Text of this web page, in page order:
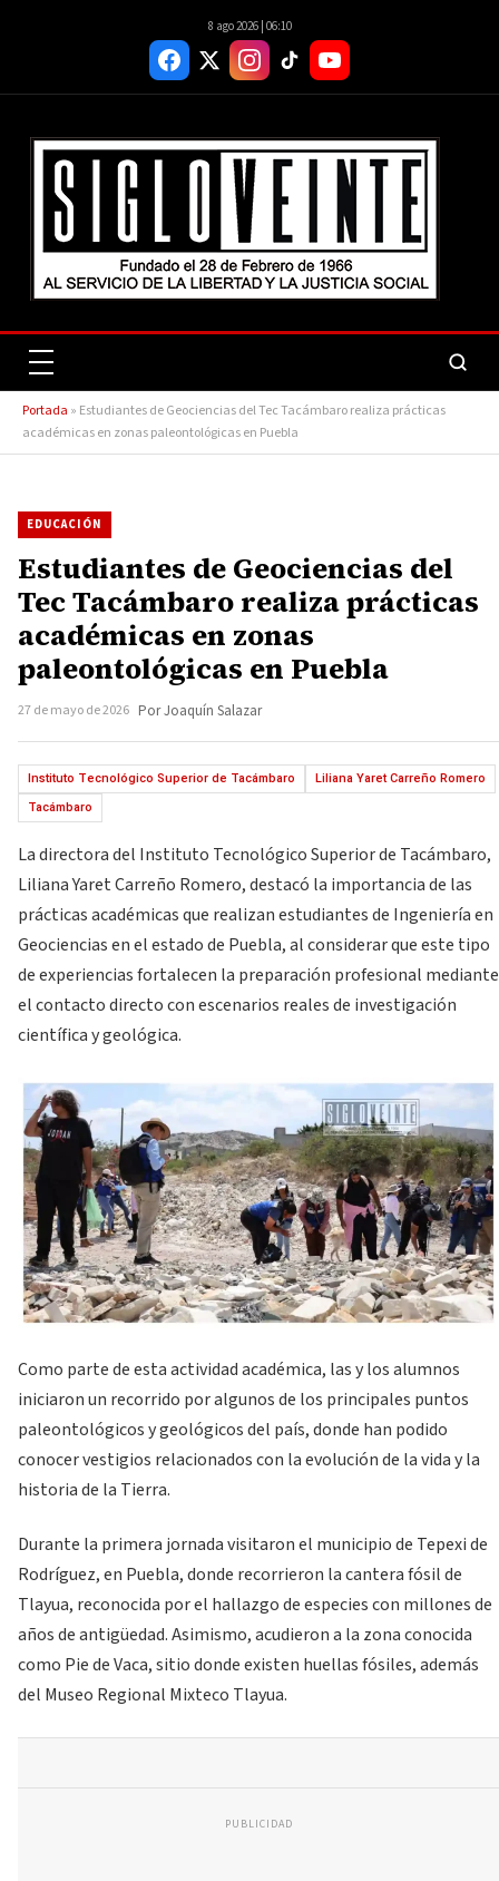
8 ago 2026 | 06:10
Portada » Estudiantes de Geociencias del Tec Tacámbaro realiza prácticas
académicas en zonas paleontológicas en Puebla
EDUCACIÓN
Estudiantes de Geociencias del
Tec Tacámbaro realiza prácticas
académicas en zonas
paleontológicas en Puebla
27 de mayo de 2026 Por Joaquín Salazar
Instituto Tecnológico Superior de Tacámbaro
Liliana Yaret Carreño Romero
Tacámbaro
La directora del Instituto Tecnológico Superior de Tacámbaro,
Liliana Yaret Carreño Romero, destacó la importancia de las
prácticas académicas que realizan estudiantes de Ingeniería en
Geociencias en el estado de Puebla, al considerar que este tipo
de experiencias fortalecen la preparación profesional mediante
el contacto directo con escenarios reales de investigación
científica y geológica.
Como parte de esta actividad académica, las y los alumnos
iniciaron un recorrido por algunos de los principales puntos
paleontológicos y geológicos del país, donde han podido
conocer vestigios relacionados con la evolución de la vida y la
historia de la Tierra.
Durante la primera jornada visitaron el municipio de Tepexi de
Rodríguez, en Puebla, donde recorrieron la cantera fósil de
Tlayua, reconocida por el hallazgo de especies con millones de
años de antigüedad. Asimismo, acudieron a la zona conocida
como Pie de Vaca, sitio donde existen huellas fósiles, además
del Museo Regional Mixteco Tlayua.
PUBLICIDAD